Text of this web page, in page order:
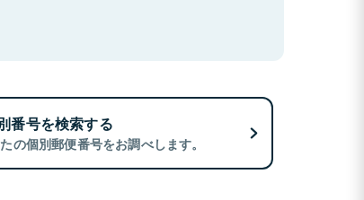
番号を検索する
の個別郵便番号をお調べします。